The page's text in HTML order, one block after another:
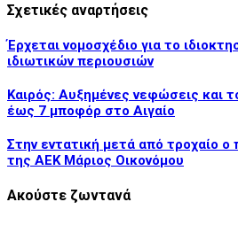
Σχετικές αναρτήσεις
Έρχεται νομοσχέδιο για το
ιδιωτικών περιουσιών
Καιρός: Αυξημένες νεφώσεις και
έως 7 μποφόρ στο Αιγαίο
Στην εντατική μετά από τροχαίο
της ΑΕΚ Μάριος Οικονόμου
Ακούστε ζωντανά